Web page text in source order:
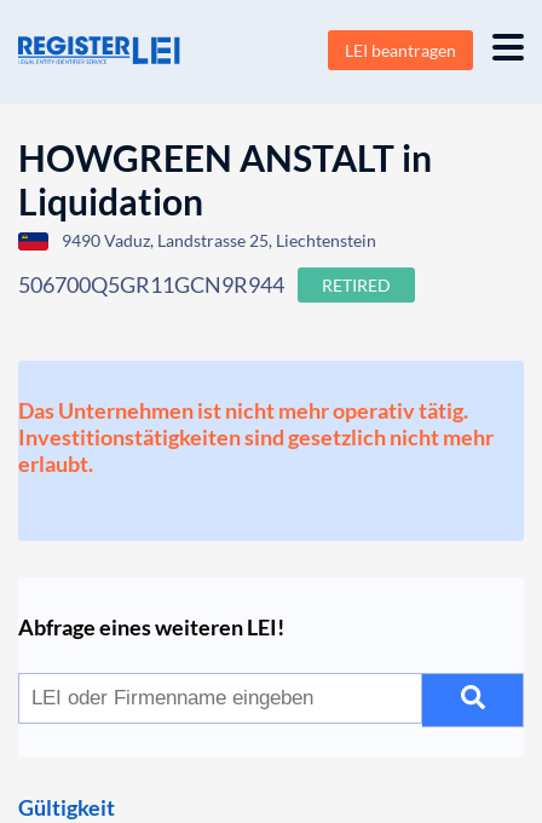
LEI beantragen
HOWGREEN ANSTALT in
Liquidation
9490 Vaduz, Landstrasse 25, Liechtenstein
506700Q5GR11GCN9R944 RETIRED
Das Unternehmen ist nicht mehr operativ tätig.
Investitionstätigkeiten sind gesetzlich nicht mehr
erlaubt.
Abfrage eines weiteren LEI!
Gültigkeit